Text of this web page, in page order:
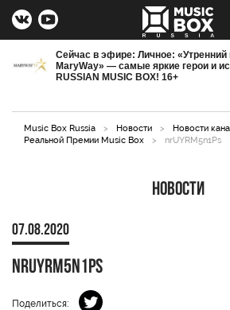
Сейчас в эфире: Личное: «Утренний
MaryWay» — самые яркие герои и
RUSSIAN MUSIC BOX! 16+
Music Box Russia > Новости > Новости
Реальной Премии Music Box
> nrUYRM5n1Ps
Новости
07.08.2020
nrUYRM5n1Ps
Поделиться: